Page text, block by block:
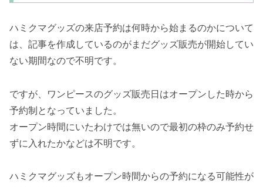
ハミクマグッズの来店予約は何時から始まるのかについて
は、記事を作成しているのがまだグッズ販売が開始してい
ない期間なので不明です。
ですが、ワンピースのグッズ販売日はオープンした時から
予約制となっていました。
オープン時間にいたわけでは無いので最初の枠のみ予約せ
ずに入れたかなどは不明です。
ハミクマグッズもオープン時間からの予約になる可能性が